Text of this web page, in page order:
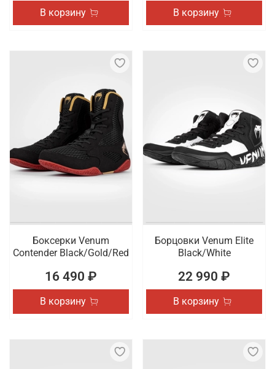
В корзину В корзину
Боксерки Venum
Contender Black/Gold/Red
16 490 ₽
В корзину
Борцовки Venum Elite
Black/White
22 990 ₽
В корзину